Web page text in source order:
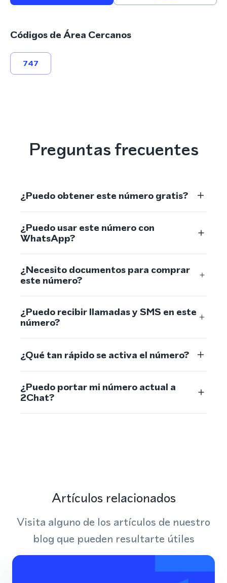
Códigos de Área Cercanos
747
Preguntas frecuentes
¿Puedo obtener este número gratis?
¿Puedo usar este número con
WhatsApp?
¿Necesito documentos para comprar
este número?
¿Puedo recibir llamadas y SMS en este
número?
¿Qué tan rápido se activa el número?
¿Puedo portar mi número actual a
2Chat?
Artículos relacionados
Visita alguno de los artículos de nuestro
blog que pueden resultarte útiles